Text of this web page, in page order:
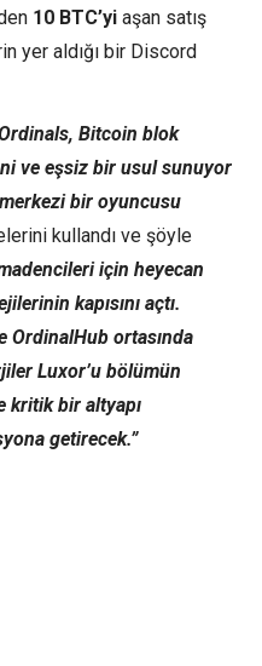
10 BTC’yi aşan satış
yer aldığı bir Discord
Bitcoin blok
ve eşsiz bir usul sunuyor
bir oyuncusu
kullandı ve şöyle
için heyecan
kapısını açtı.
OrdinalHub ortasında
Luxor’u bölümün
kritik bir altyapı
getirecek.”